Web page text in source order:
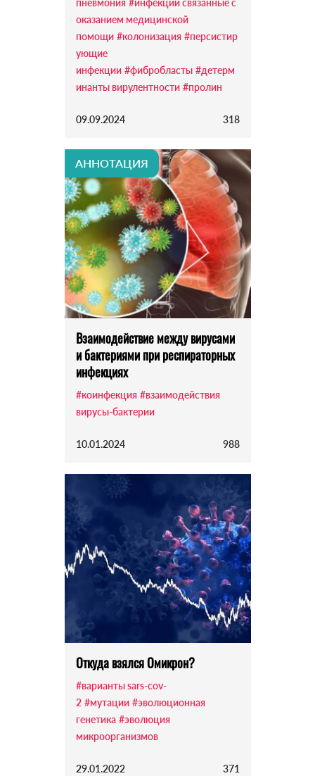
пневмония #инфекции связанные с
оказанием медицинской
помощи #колонизация #персистир
ующие
инфекции #фибробласты #детерм
инанты вирулентности #пролин
09.09.2024 318
АННОТАЦИЯ
Взаимодействие между вирусами
и бактериями при респираторных
инфекциях
#коинфекция #взаимодействия
вирусы-бактерии
10.01.2024 988
Откуда взялся Омикрон?
#варианты sars-cov-
2 #мутации #эволюционная
генетика #эволюция
микроорганизмов
29.01.2022 371